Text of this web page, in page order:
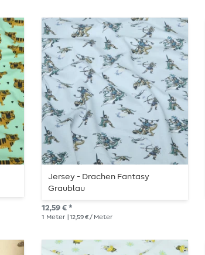
Jersey - Drachen Fantasy
Graublau
12,59 € *
1 Meter | 12,59 € / Meter